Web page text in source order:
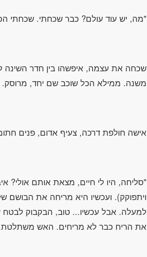
"מה, יש עוד עולם? כבר שכחתי. שכחתי
שכחה את עצמה, איפשהו בין חדר השינה
משנה. ממילא הכל שוכב שם יחד,
אישה חולפת דרכה, צעיף אדום, פנים
"סליחה, היו לי חיים, מצאת אותם אולי?
ויתפוקק). ועכשיו היא מריחה את הבושם
למעלה. אבל עכשיו... טוב, הבקבוק
את הריח כבר לא מריחים. האש